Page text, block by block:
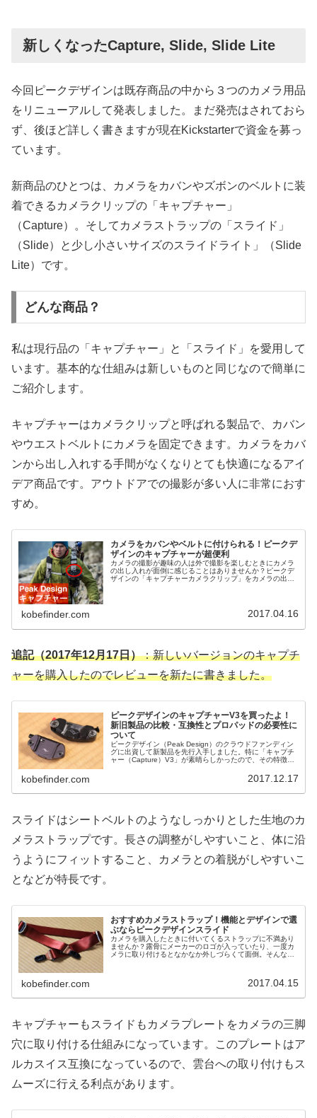
新しくなったCapture, Slide, Slide Lite
今回ピークデザインは既存商品の中から３つのカメラ用品
をリニューアルして発表しました。まだ発売はされておら
ず、後ほど詳しく書きますが現在Kickstarterで資金を募っ
ています。
新商品のひとつは、カメラをカバンやズボンのベルトに装
着できるカメラクリップの「キャプチャー」
（Capture）。そしてカメラストラップの「スライド」
（Slide）と少し小さいサイズのスライドライト」（Slide
Lite）です。
どんな商品？
私は現行品の「キャプチャー」と「スライド」を愛用して
います。基本的な仕組みは新しいものと同じなので簡単に
ご紹介します。
キャプチャーはカメラクリップと呼ばれる製品で、カバン
やウエストベルトにカメラを固定できます。カメラをカバ
ンから出し入れする手間がなくなりとても快適になるアイ
デア商品です。アウトドアでの撮影が多い人に非常におす
すめ。
カメラをカバンやベルトに付けられる！ピークデ
ザインのキャプチャーが超便利
カメラの撮影が趣味の人は外で撮影を楽しむときにカメラ
の出し入れが面倒に感じることはありませんか？ピークデ
ザインの「キャプチャーカメラクリップ」をカメラの出し
kobefinder.com 2017.04.16
追記（2017年12月17日）：新しいバージョンのキャプチ
ャーを購入したのでレビューを新たに書きました。
ピークデザインのキャプチャーV3を買ったよ！
新旧製品の比較・互換性とプロパッドの必要性に
ついて
ピークデザイン（Peak Design）のクラウドファンディン
グに出資して新製品を先行入手しました。特に「キャプチ
ャー（Capture）V3」が素晴らしかったので、その特徴と
kobefinder.com 2017.12.17
スライドはシートベルトのようなしっかりとした生地のカ
メラストラップです。長さの調整がしやすいこと、体に沿
うようにフィットすること、カメラとの着脱がしやすいこ
となどが特長です。
おすすめカメラストラップ！機能とデザインで選
ぶならピークデザインスライド
カメラを購入したときに付いてくるストラップに不満あり
ませんか？露骨にメーカーのロゴが入っていたり、一度カ
メラに取り付けるとなかなか外しづらくて面倒。そんなカ
kobefinder.com 2017.04.15
キャプチャーもスライドもカメラプレートをカメラの三脚
穴に取り付ける仕組みになっています。このプレートはア
ルカスイス互換になっているので、雲台への取り付けもス
ムーズに行える利点があります。